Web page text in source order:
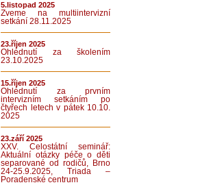
5.listopad 2025
Zveme na multiintervizní
setkání 28.11.2025
23.říjen 2025
Ohlédnutí za školením
23.10.2025
15.říjen 2025
Ohlédnutí za prvním
intervizním setkáním po
čtyřech letech v pátek 10.10.
2025
23.září 2025
XXV. Celostátní seminář:
Aktuální otázky péče o děti
separované od rodičů, Brno
24-25.9.2025, Triada –
Poradenské centrum